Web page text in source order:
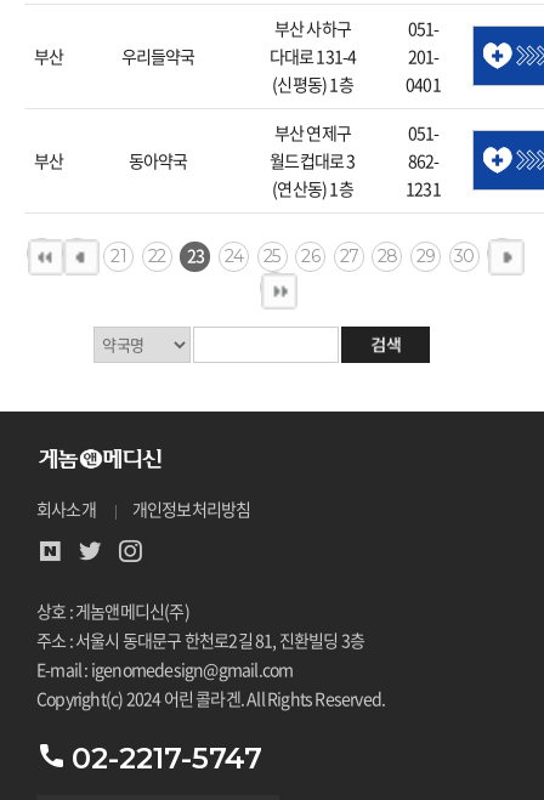
부산 우리들약국
부산 사하구
다대로 131-4
(신평동) 1층
051-
201-
0401
부산 동아약국
부산 연제구
월드컵대로 3
(연산동) 1층
051-
862-
1231
21 22 23 24 25 26 27 28 29 30
회사소개 개인정보처리방침
상호 : 게놈앤메디신(주)
주소 : 서울시 동대문구 한천로2길 81, 진환빌딩 3층
E-mail : igenomedesign@gmail.com
Copyright(c) 2024 어린 콜라겐. All Rights Reserved.
02-2217-5747